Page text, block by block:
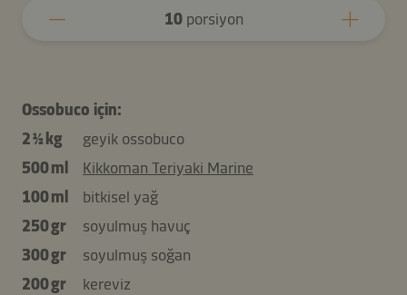
10porsiyon
Ossobuco için:
2 ½ kg
geyik ossobuco
500 ml
Kikkoman Teriyaki Marine
100 ml
bitkisel yağ
250 gr
soyulmuş havuç
300 gr
soyulmuş soğan
200 gr
kereviz